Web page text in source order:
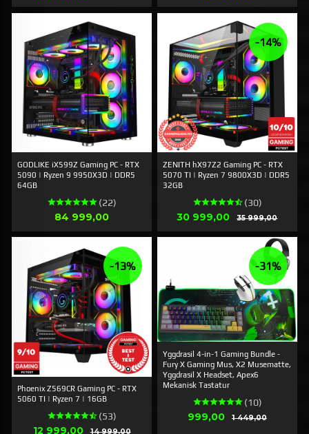
GODLIKE iX599Z Gaming PC - RTX
5090 | Ryzen 9 9950X3D | DDR5
64GB
(22)
Pris
84 999,00
ZENITH hX97Z2 Gaming PC - RTX
5070 TI | Ryzen 7 9800X3D | DDR5
32GB
(30)
Tilbud
30 999,00 35 999,00Rabatt
-14%
Phoenix Z569CR Gaming PC - RTX
5060 TI | Ryzen 7 | 16GB
(53)
Tilbud
12 999,00 14 999,00Rabatt
-13%
Yggdrasil 4-in-1 Gaming Bundle -
Fury X Gaming Mus, X2 Musematte,
Yggdrasil X Headset, Apex6
Mekanisk Tastatur
(10)
Tilbud
999,00 1 449,00Rabatt
-31%